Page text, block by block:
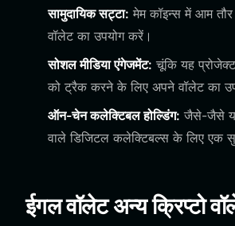
सामुदायिक सट्टा: मेम कॉइन्स में आम तौर
वॉलेट का उपयोग करें।
सोशल मीडिया एंगेजमेंट: चूंकि यह
को ट्रैक करने के लिए अपने वॉलेट का
ऑन-चेन कलेक्टिबल होल्डिंग: जैसे-जैसे यह
वाले डिजिटल कलेक्टिबल्स के लिए एक
ईगल वॉलेट अन्य क्रिप्टो